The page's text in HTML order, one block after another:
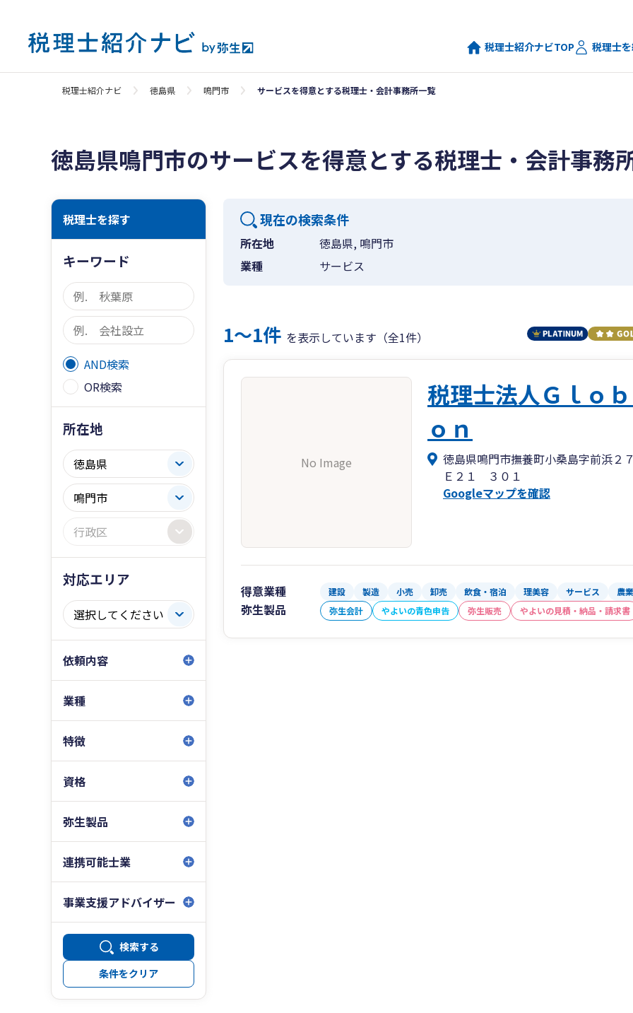
税理士紹介ナビTOP 税理士
税理士紹介ナビ 徳島県 鳴門市 サービスを得意とする税理士・会計事務所一覧
徳島県鳴門市のサービスを得意とする税理士・会計事務
税理士を探す
キーワード
AND検索
OR検索
所在地
対応エリア
依頼内容
業種
特徴
資格
弥生製品
連携可能士業
事業支援アドバイザー
検索する
条件をクリア
現在の検索条件
所在地
徳島県, 鳴門市
業種
サービス
1〜1件 を表示しています（全1件）
No Image
税理士法人Ｇｌｏ
ｏｎ
徳島県鳴門市撫養町小桑島字前浜２
Ｅ２１ ３０１
Googleマップを確認
得意業種 建設 製造 小売 卸売 飲食・宿泊 理美容 サービス 農
弥生製品 弥生会計 やよいの青色申告 弥生販売 やよいの見積・納品・請求書